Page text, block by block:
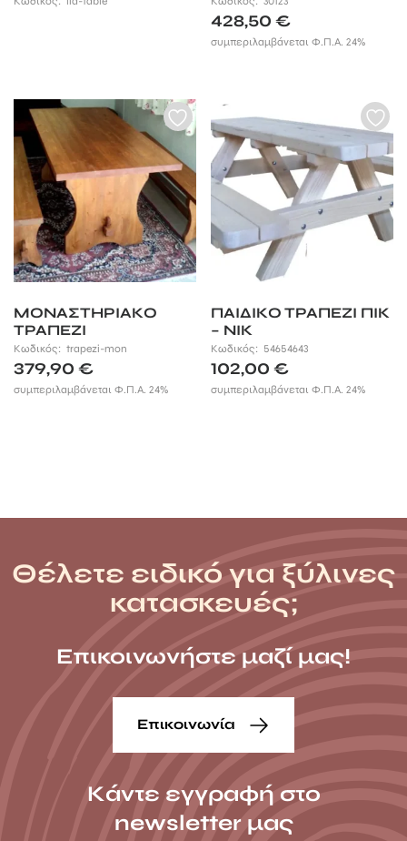
428,50€
συμπεριλαμβάνεται Φ.Π.Α. 24%
ΜΟΝΑΣΤΗΡΙΑΚΟ
ΤΡΑΠΕΖΙ
Κωδικός: trapezi-mon
379,90 €
συμπεριλαμβάνεται Φ.Π.Α. 24%
ΠΑΙΔΙΚΟ ΤΡΑΠΕΖΙ ΠΙΚ
– ΝΙΚ
Κωδικός: 54654643
102,00€
συμπεριλαμβάνεται Φ.Π.Α. 24%
Θέλετε ειδικό για ξύλινες
κατασκευές;
Επικοινωνήστε μαζί μας!
Επικοινωνία
Κάντε εγγραφή στο
newsletter μας